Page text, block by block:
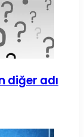
diğer adı